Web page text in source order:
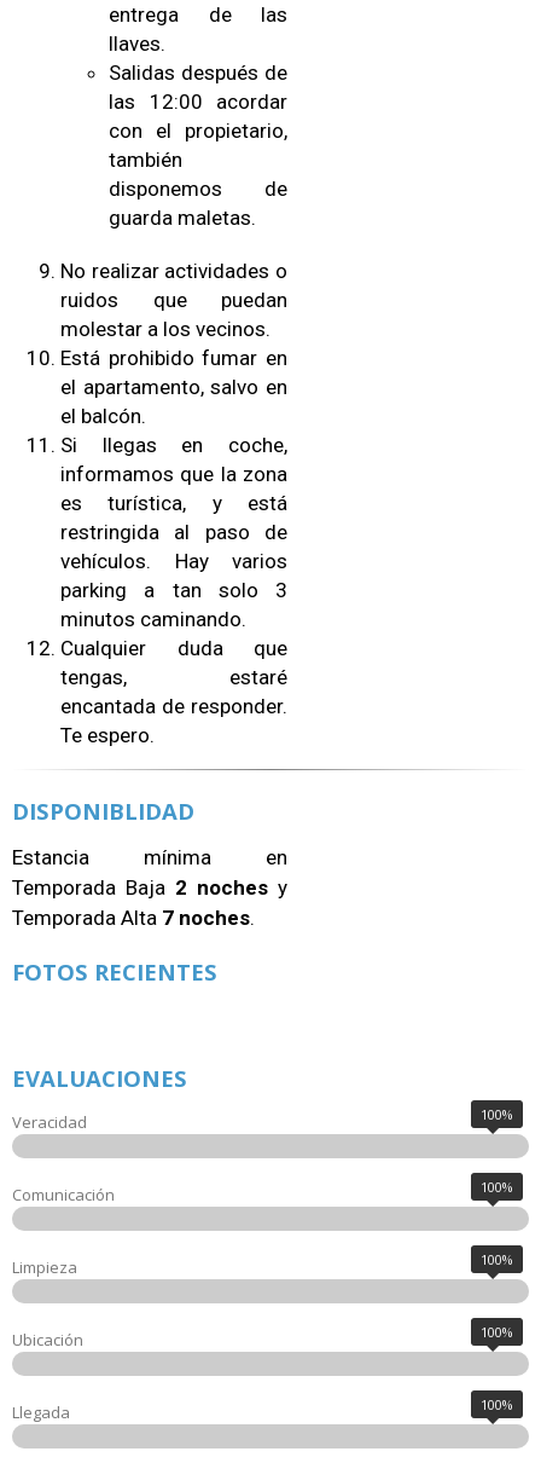
entrega de las
llaves.
Salidas después de
las 12:00 acordar
con el propietario,
también
disponemos de
guarda maletas.
No realizar actividades o
ruidos que puedan
molestar a los vecinos.
Está prohibido fumar en
el apartamento, salvo en
el balcón.
Si llegas en coche,
informamos que la zona
es turística, y está
restringida al paso de
vehículos. Hay varios
parking a tan solo 3
minutos caminando.
Cualquier duda que
tengas, estaré
encantada de responder.
Te espero.
DISPONIBLIDAD
Estancia mínima en
Temporada Baja 2 noches y
Temporada Alta 7 noches.
FOTOS RECIENTES
EVALUACIONES
Veracidad 100%
Comunicación 100%
Limpieza 100%
Ubicación 100%
Llegada 100%